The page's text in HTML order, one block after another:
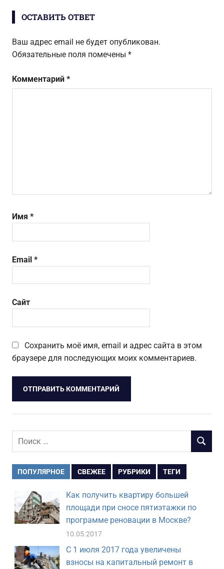
ОСТАВИТЬ ОТВЕТ
Ваш адрес email не будет опубликован.
Обязательные поля помечены *
Комментарий *
Имя *
Email *
Сайт
Сохранить моё имя, email и адрес сайта в этом
браузере для последующих моих комментариев.
Поиск
ПОИСК
ПОПУЛЯРНОЕ СВЕЖЕЕ РУБРИКИ ТЕГИ
Как получить квартиру большей
площади при сносе пятиэтажки по
программе реновации в Москве?
10.05.2017
С 1 июля 2017 года увеличены
взносы на капитальный ремонт в